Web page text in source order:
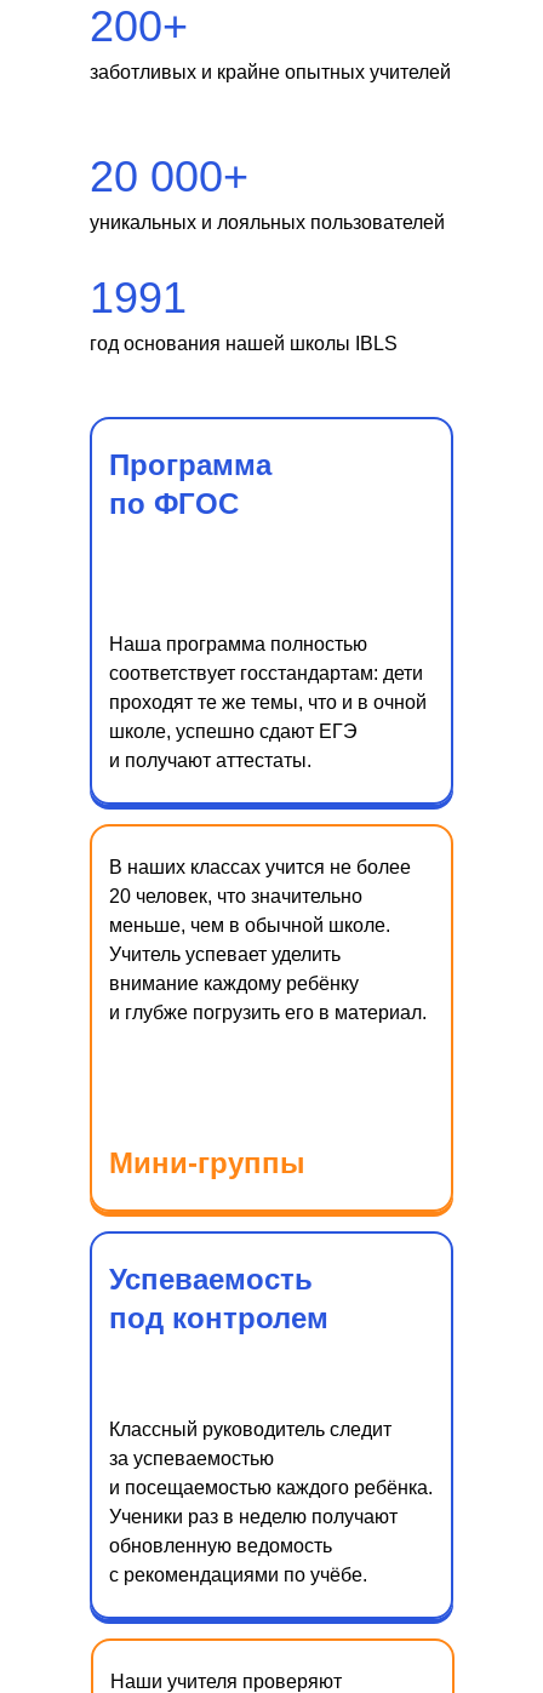
200+
заботливых и крайне опытных учителей
20 000+
уникальных и лояльных пользователей
1991
год основания нашей школы IBLS
Программа
по ФГОС
Наша программа полностью
соответствует госстандартам: дети
проходят те же темы, что и в очной
школе, успешно сдают ЕГЭ
и получают аттестаты.
Мини-группы
В наших классах учится не более
20 человек, что значительно
меньше, чем в обычной школе.
Учитель успевает уделить
внимание каждому ребёнку
и глубже погрузить его в материал.
Наши учителя проверяют
Успеваемость
под контролем
Классный руководитель следит
за успеваемостью
и посещаемостью каждого ребёнка.
Ученики раз в неделю получают
обновленную ведомость
с рекомендациями по учёбе.